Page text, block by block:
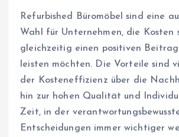
Refurbished Büromöbel sind eine
Wahl für Unternehmen, die Kosten
gleichzeitig einen positiven
leisten möchten. Die Vorteile sind
der Kosteneffizienz über die
hin zur hohen Qualität und
Zeit, in der
Entscheidungen immer wichtiger